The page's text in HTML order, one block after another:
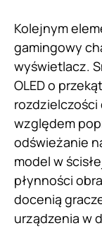
Kolejnym
gamingowy
wyświetlacz.
OLED o
rozdzielczości
względem
odświeżanie
model w
płynności
docenią
urządzenia w